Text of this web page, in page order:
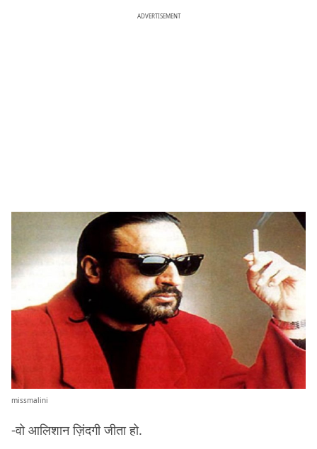
ADVERTISEMENT
missmalini
-वो आलिशान ज़िंदगी जीता हो.